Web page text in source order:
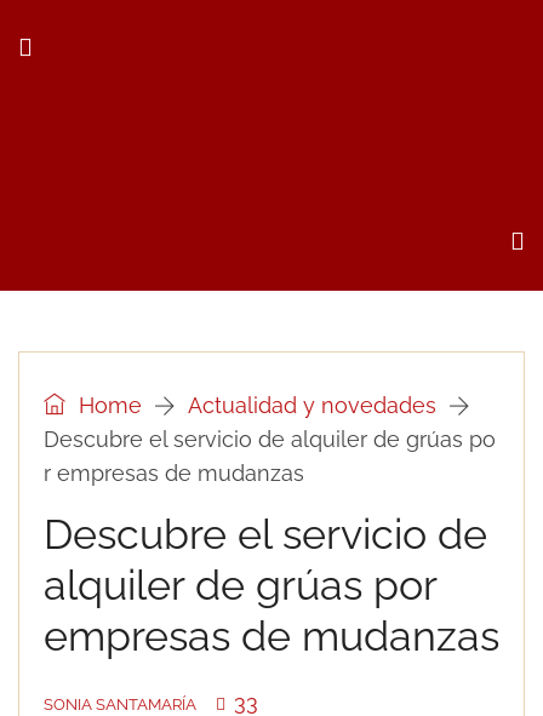
Home
Actualidad y novedades
Descubre el servicio de alquiler de grúas po
r empresas de mudanzas
Descubre el servicio de
alquiler de grúas por
empresas de mudanzas
SONIA SANTAMARÍA 33